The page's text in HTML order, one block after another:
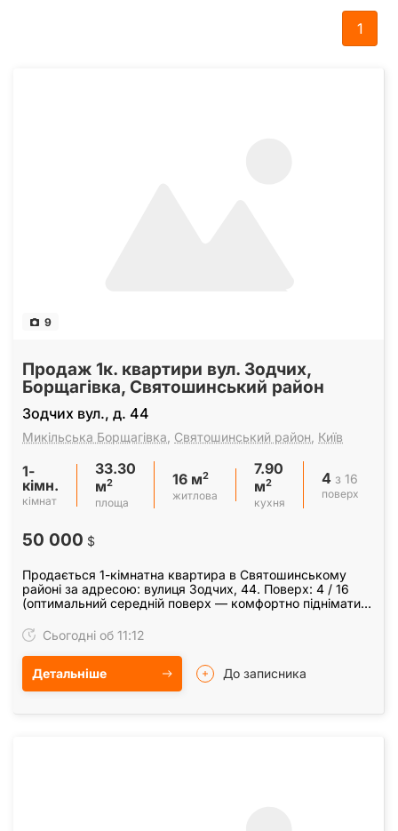
1
9
Продаж 1к. квартири вул. Зодчих,
Борщагівка, Святошинський район
Зодчих вул., д. 44
Микільська Борщагівка, Святошинський район, Київ
1-
кімн.
кімнат
33.30
м2
площа
16 м2
житлова
7.90
м2
кухня
4 з 16
поверх
50 000 $
Продається 1-кімнатна квартира в Святошинському
районі за адресою: вулиця Зодчих, 44. Поверх: 4 / 16
(оптимальний середній поверх — комфортно підніматися
Сьогодні об 11:12
Детальніше До записника